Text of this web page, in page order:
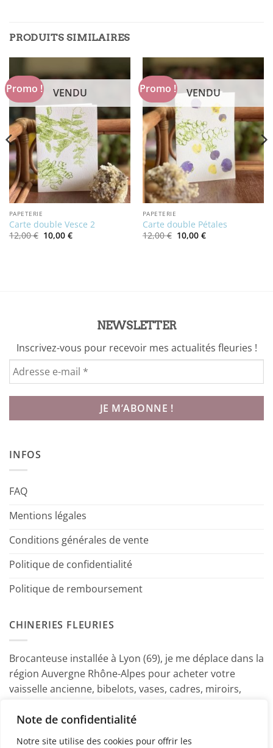
Note de confidentialité
Notre site utilise des cookies pour offrir les
PRODUITS SIMILAIRES
Promo ! VENDU
PAPETERIE
Carte double Vesce 2
12,00€ Le
prix
10,00 €Le
Promo ! VENDU
PAPETERIE
Carte double Pétales
12,00€ Le
prix
10,00 €Le
NEWSLETTER
Inscrivez-vous pour recevoir mes actualités fleuries !
INFOS
FAQ
Mentions légales
Conditions générales de vente
Politique de confidentialité
Politique de remboursement
CHINERIES FLEURIES
Brocanteuse installée à Lyon (69), je me déplace dans la
région Auvergne Rhône-Alpes pour acheter votre
vaisselle ancienne, bibelots, vases, cadres, miroirs,
Marine